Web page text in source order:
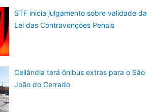
STF inicia julgamento sobre validade da
Lei das Contravenções Penais
Ceilândia terá ônibus extras para o São
João do Cerrado